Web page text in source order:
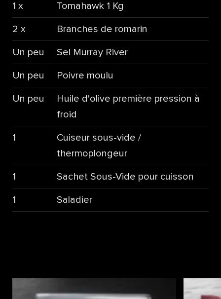
1 x Tomahawk 1 Kg
2 x Branches de romarin
Un peu Sel Murray River
Un peu Poivre moulu
Un peu
Huile d'olive première pression à
froid
1
Cuiseur sous-vide /
thermoplongeur
1 Sachet Sous-Vide pour cuisson
1 Saladier